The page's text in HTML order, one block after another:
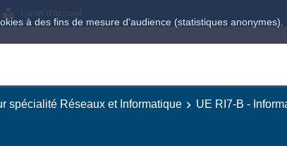
à des fins de mesure d'audience (statistiques anonymes).
Livret d'accueil
spécialité Réseaux et Informatique
UE RI7-B -